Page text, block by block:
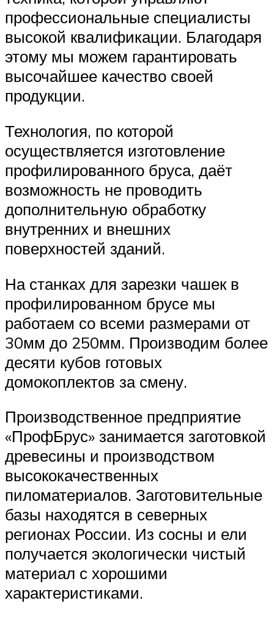
профессиональные специалисты
высокой квалификации. Благодаря
этому мы можем гарантировать
высочайшее качество своей
продукции.
Технология, по которой
осуществляется изготовление
профилированного бруса, даёт
возможность не проводить
дополнительную обработку
внутренних и внешних
поверхностей зданий.
На станках для зарезки чашек в
профилированном брусе мы
работаем со всеми размерами от
30мм до 250мм. Производим более
десяти кубов готовых
домокоплектов за смену.
Производственное предприятие
«ПрофБрус» занимается заготовкой
древесины и производством
высококачественных
пиломатериалов. Заготовительные
базы находятся в северных
регионах России. Из сосны и ели
получается экологически чистый
материал с хорошими
характеристиками.